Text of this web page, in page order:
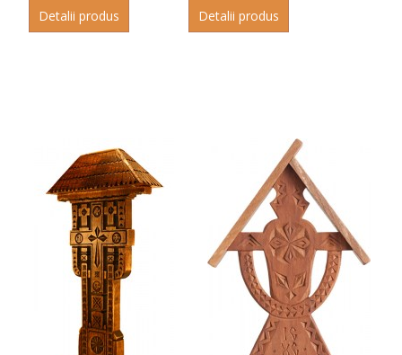
Detalii produs Detalii produs